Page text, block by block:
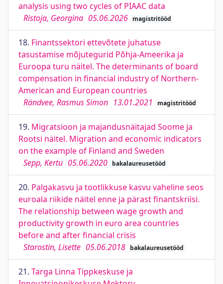
analysis using two cycles of PIAAC data
Ristoja, Georgina 05.06.2026 magistritööd
18. Finantssektori ettevõtete juhatuse
tasustamise mõjutegurid Põhja-Ameerika ja
Euroopa turu näitel. The determinants of board
compensation in financial industry of Northern-
American and European countries
Rändvee, Rasmus Simon 13.01.2021 magistritööd
19. Migratsioon ja majandusnäitajad Soome ja
Rootsi näitel. Migration and economic indicators
on the example of Finland and Sweden
Sepp, Kertu 05.06.2020 bakalaureusetööd
20. Palgakasvu ja tootlikkuse kasvu vaheline seos
euroala riikide näitel enne ja pärast finantskriisi.
The relationship between wage growth and
productivity growth in euro area countries
before and after financial crisis
Starostin, Lisette 05.06.2018 bakalaureusetööd
21. Targa Linna Tippkeskuse ja